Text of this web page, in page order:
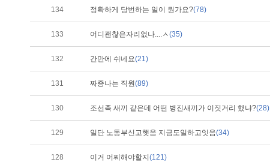
134 정확하게 당번하는 일이 뭔가요?(78)
133 어디괜찮은자리없나....ㅅ(35)
132 간만에 쉬네요(21)
131 짜증나는 직원(89)
130 조선족 새끼 같은데 어떤 병진새끼가 이짓거리 했냐?(28)
129 일단 노동부신고햇음 지금도일하고잇음(34)
128 이거 어찌해야할지 (121)